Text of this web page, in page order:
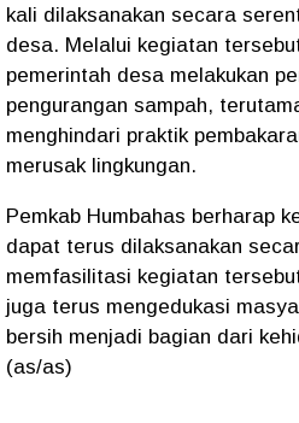
kali dilaksanakan secara
desa. Melalui kegiatan
pemerintah desa melakukan
pengurangan sampah,
menghindari praktik
merusak lingkungan.
Pemkab Humbahas berharap
dapat terus dilaksanakan
memfasilitasi kegiatan
juga terus mengedukasi
bersih menjadi bagian dari
(as/as)